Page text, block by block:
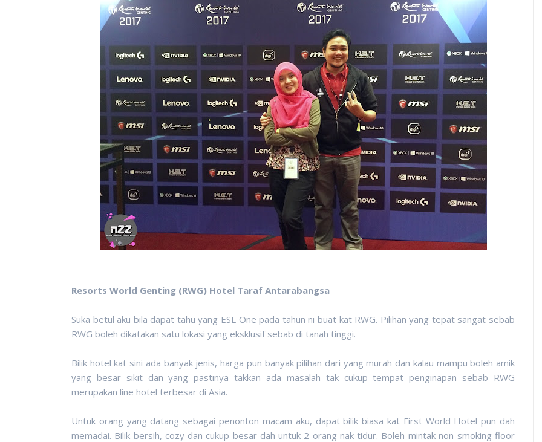
Resorts World Genting (RWG) Hotel Taraf Antarabangsa
Suka betul aku bila dapat tahu yang ESL One pada tahun ni buat kat RWG. Pilihan yang tepat sangat sebab
RWG boleh dikatakan satu lokasi yang eksklusif sebab di tanah tinggi.
Bilik hotel kat sini ada banyak jenis, harga pun banyak pilihan dari yang murah dan kalau mampu boleh amik
yang besar sikit dan yang pastinya takkan ada masalah tak cukup tempat penginapan sebab RWG
merupakan line hotel terbesar di Asia.
Untuk orang yang datang sebagai penonton macam aku, dapat bilik biasa kat First World Hotel pun dah
memadai. Bilik bersih, cozy dan cukup besar dah untuk 2 orang nak tidur. Boleh mintak non-smoking floor